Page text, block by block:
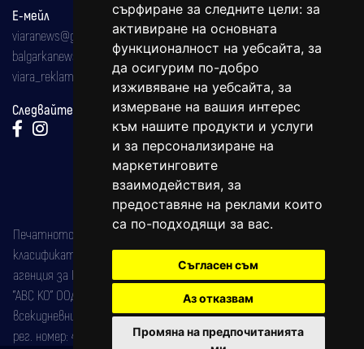
сърфиране за следните цели: за
активиране на основната
функционалност на уебсайта, за
да осигурим по-добро
изживяване на уебсайта, за
измерване на вашия интерес
към нашите продукти и услуги
и за персонализиране на
маркетинговите
взаимодействия, за
предоставяне на реклами които
са по-подходящи за вас.
Съгласен съм
Аз отказвам
Промяна на предпочитанията
Е-мейл
viaranews@gmail.com
balgarkanews@gmail.com
viara_reklama@mail.bg
Следвайте ни:
Печатното издание на вестника е регистрирано в националния
класификатор на печатните издания (Българска национална
агенция за ISSN) под номер: ISSN 1312-4722.
"АВС КО" ООД е притежател на марката: Вяра информационен
всекидневник на югозападна България, със свидетелство за марка
рег. номер: 47857/11.05.2004 година.